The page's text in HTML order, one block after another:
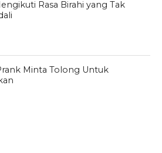
Rasa Birahi yang Tak
Minta Tolong Untuk